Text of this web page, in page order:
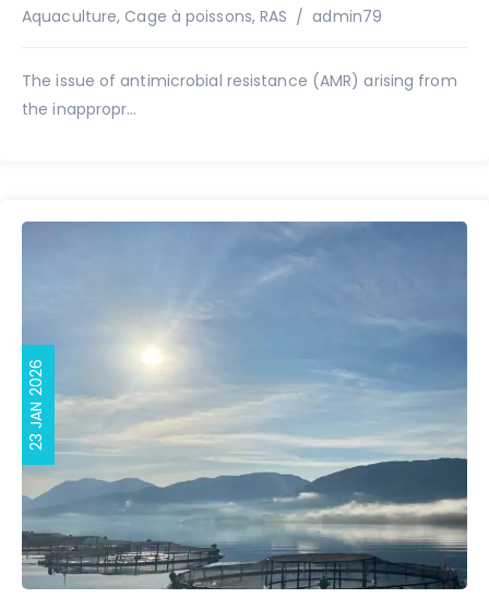
Aquaculture, Cage à poissons,RAS Auteur
admin79
The issue of antimicrobial resistance (AMR) arising from
the inappropr...
23 JAN 2026